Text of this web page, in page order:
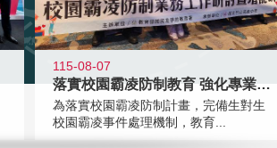
115-08-07
落實校園霸凌防制教育 強化專業知能
為落實校園霸凌防制計畫，完備生對生
校園霸凌事件處理機制，教育...